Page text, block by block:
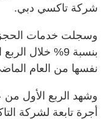
شركة تاكسي دبي.
وسجلت خدمات الحجز
نفسها من العام
أجرة تابعة لشركة